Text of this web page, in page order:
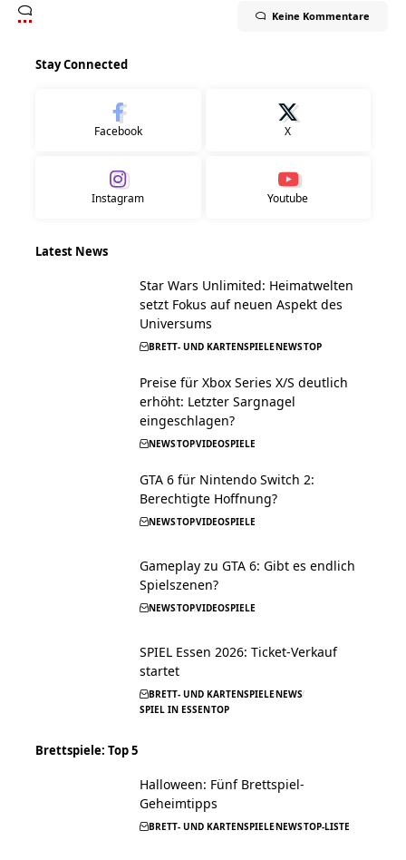
Keine Kommentare
Stay Connected
Facebook X
Instagram Youtube
Latest News
Star Wars Unlimited: Heimatwelten
setzt Fokus auf neuen Aspekt des
Universums
BRETT- UND KARTENSPIELENEWSTOP
Preise für Xbox Series X/S deutlich
erhöht: Letzter Sargnagel
eingeschlagen?
NEWSTOPVIDEOSPIELE
GTA 6 für Nintendo Switch 2:
Berechtigte Hoffnung?
NEWSTOPVIDEOSPIELE
Gameplay zu GTA 6: Gibt es endlich
Spielszenen?
NEWSTOPVIDEOSPIELE
SPIEL Essen 2026: Ticket-Verkauf
startet
BRETT- UND KARTENSPIELENEWS
SPIEL IN ESSENTOP
Brettspiele: Top 5
Halloween: Fünf Brettspiel-
Geheimtipps
BRETT- UND KARTENSPIELENEWSTOP-LISTE